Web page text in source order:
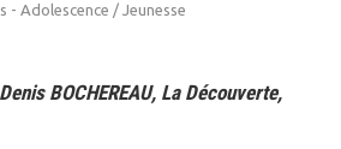
- Adolescence / Jeunesse
BOCHEREAU, La Découverte,